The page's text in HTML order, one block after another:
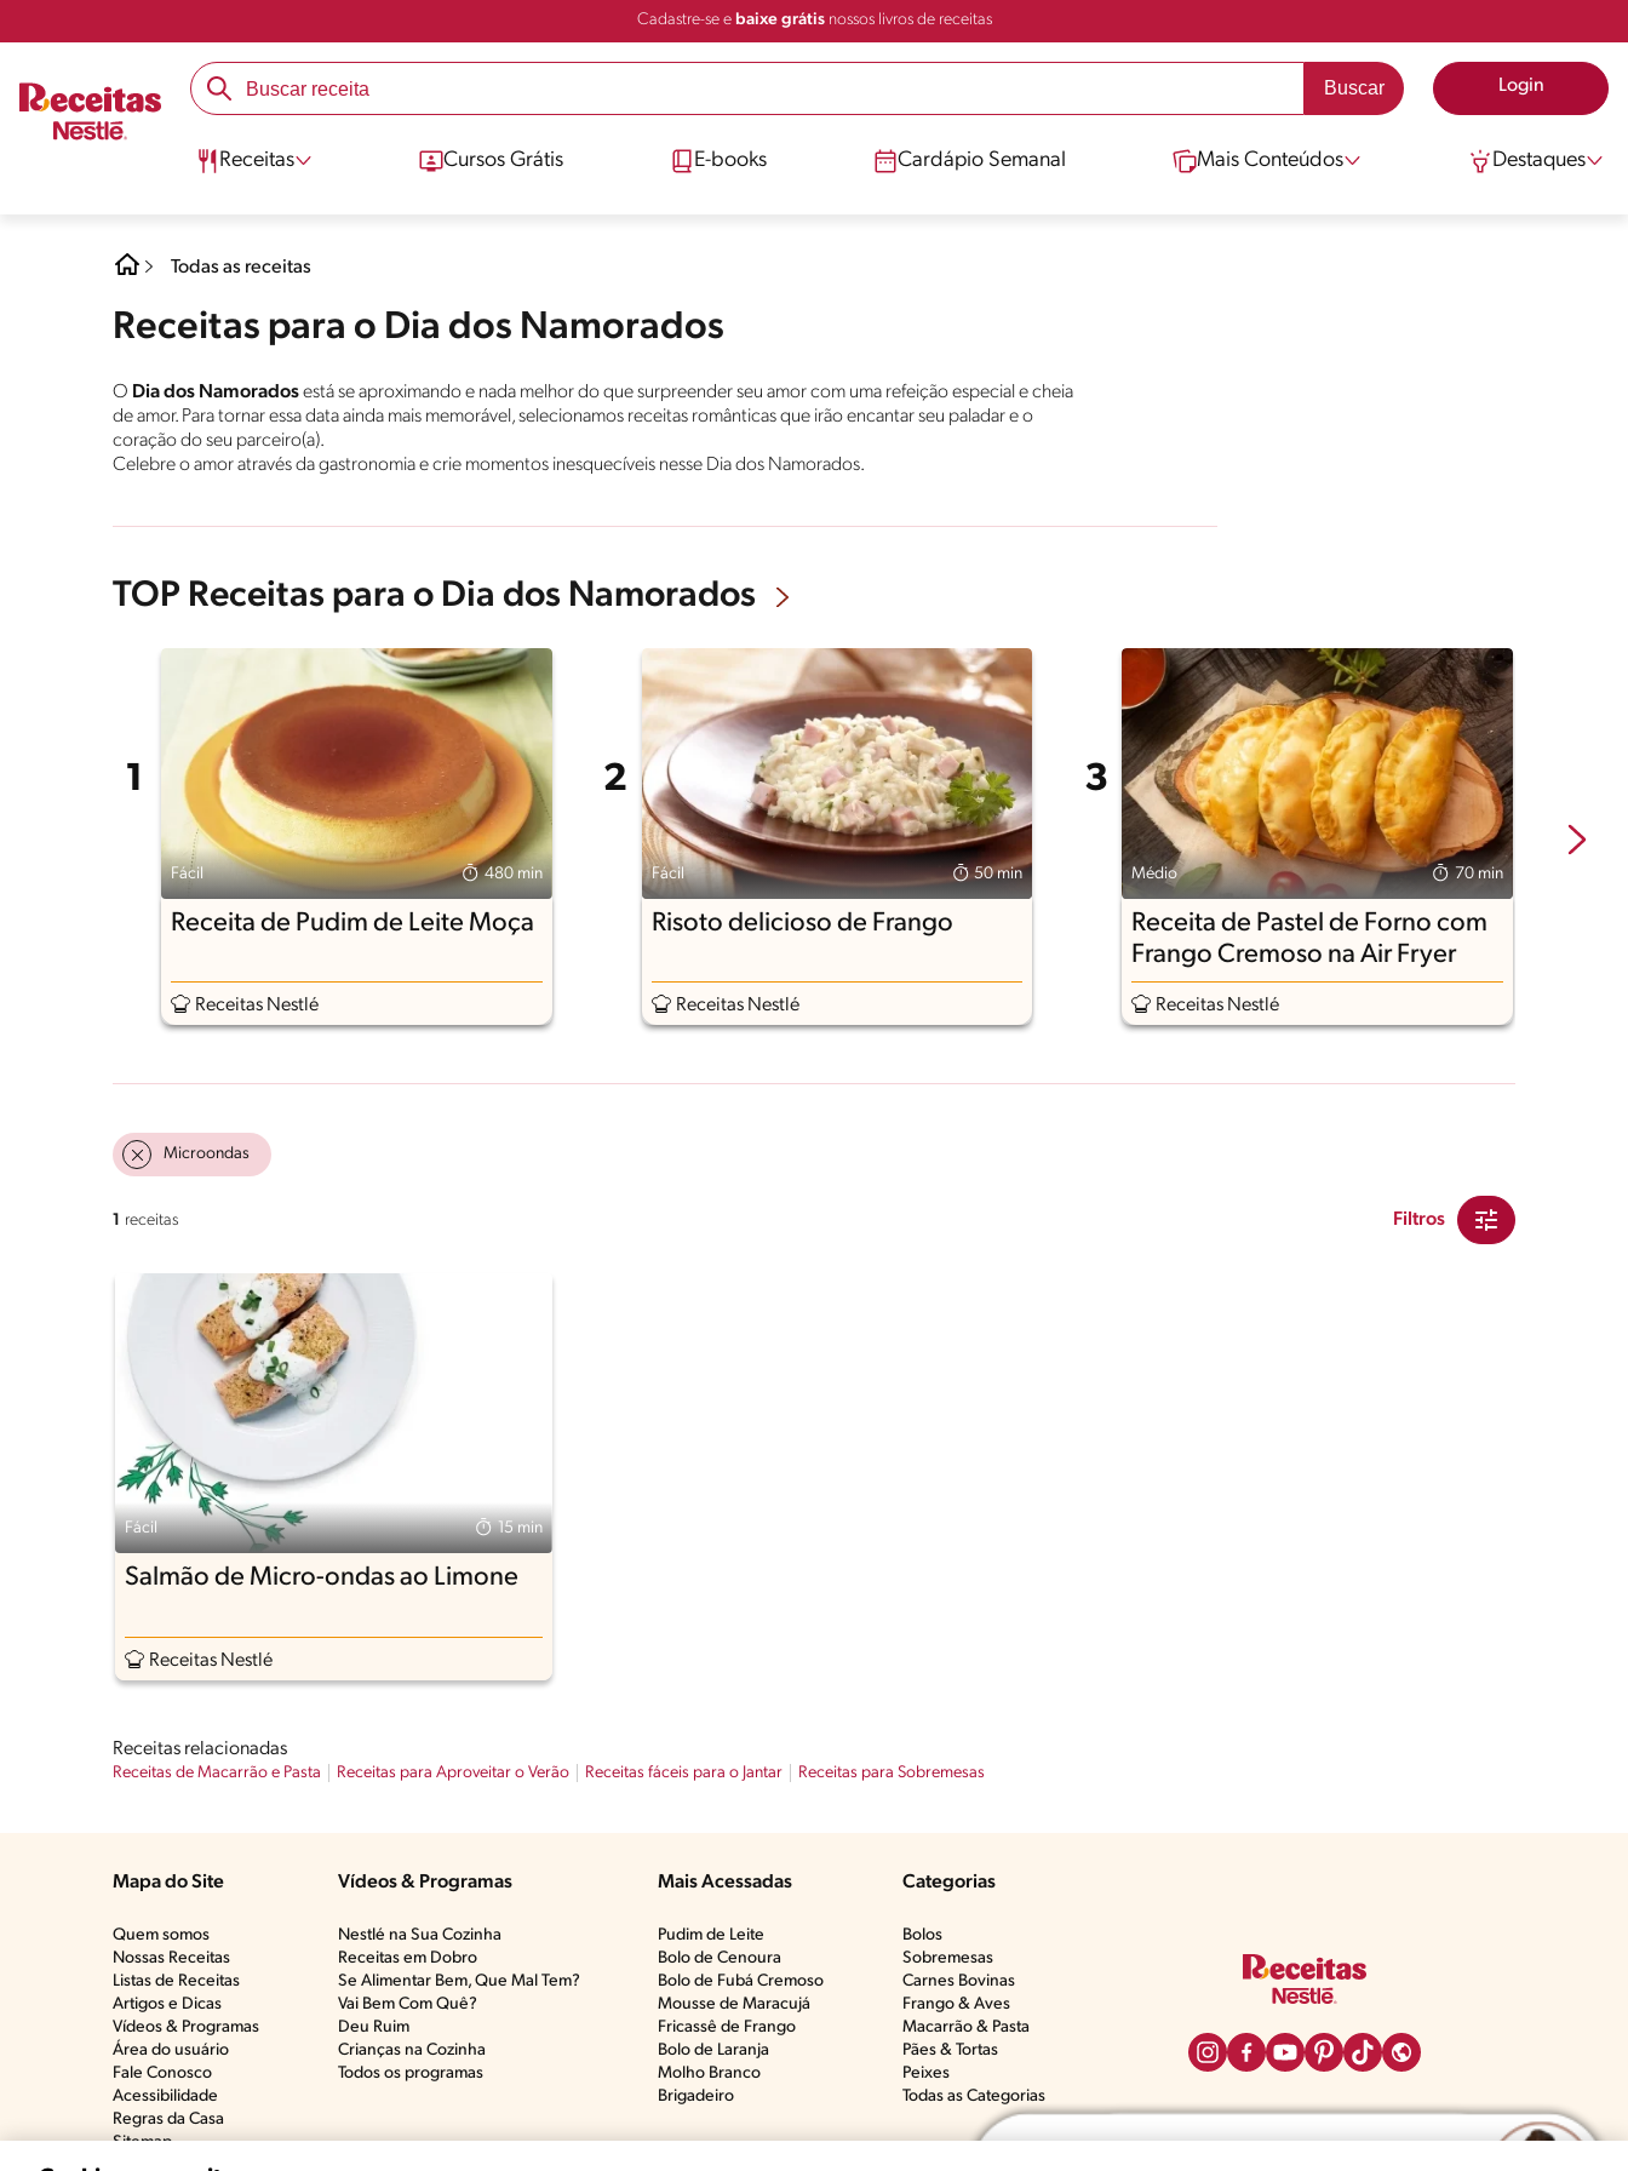
Cadastre-se e baixe grátisnossos livros de receitas
Login
Receitas Cursos Grátis E-books Cardápio Semanal Mais Conteúdos Destaques
Todas as receitas
Receitas para o Dia dos Namorados
O Dia dos Namoradosestá se aproximando e nada melhor do que surpreender seu amor com uma refeição especial e cheia
de amor. Para tornar essa data ainda mais memorável, selecionamos receitas românticas que irão encantar seu paladar e o
coração do seu parceiro(a).
Celebre o amor através da gastronomia e crie momentos inesquecíveis nesse Dia dos Namorados.
TOP Receitas para o Dia dos Namorados
Fácil 480 min
Receita de Pudim de Leite Moça
Receitas Nestlé
Fácil 50 min
Risoto delicioso de Frango
Receitas Nestlé
Médio 70 min
Receita de Pastel de Forno com
Frango Cremoso na Air Fryer
Receitas Nestlé
Microondas
1 receitas Filtros
Fácil 15 min
Salmão de Micro-ondas ao Limone
Receitas Nestlé
Receitas relacionadas
Receitas de Macarrão e Pasta Receitas para Aproveitar o Verão Receitas fáceis para o Jantar Receitas para Sobremesas
Mapa do Site
Quem somos
Nossas Receitas
Listas de Receitas​
Artigos e Dicas​
Vídeos & Programas​
Área do usuário
Fale Conosco
Acessibilidade
Regras da Casa
Sitemap
Vídeos & Programas​
Nestlé na Sua Cozinha
Receitas em Dobro
Se Alimentar Bem, Que Mal Tem?​
Vai Bem Com Quê?​
Deu Ruim​
Crianças na Cozinha​
Todos os programas
Mais Acessadas
Pudim de Leite
Bolo de Cenoura
Bolo de Fubá Cremoso
Mousse de Maracujá
Fricassê de Frango
Bolo de Laranja
Molho Branco
Brigadeiro
Categorias
Bolos
Sobremesas
Carnes Bovinas​
Frango & Aves​
Macarrão & Pasta​
Pães & Tortas​
Peixes
Todas as Categorias